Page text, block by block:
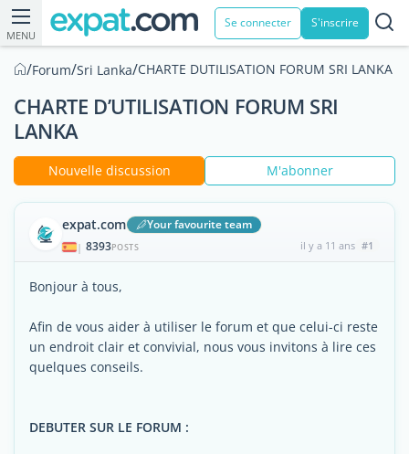
MENU
Se connecter S'inscrire
/Forum/Sri Lanka/CHARTE DUTILISATION FORUM SRI LANKA
CHARTE D’UTILISATION FORUM SRI
LANKA
Nouvelle discussion M'abonner
expat.com Your favourite team
| 8393POSTS il y a 11 ans #1
Bonjour à tous,
Afin de vous aider à utiliser le forum et que celui-ci reste
un endroit clair et convivial, nous vous invitons à lire ces
quelques conseils.
DEBUTER SUR LE FORUM :